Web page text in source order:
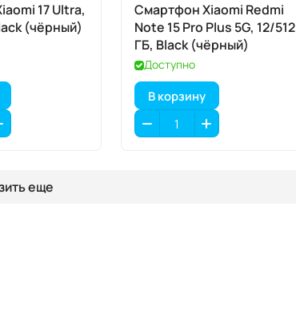
17 Ultra,
(чёрный)
Смартфон Xiaomi Redmi
Note 15 Pro Plus 5G, 12/512
ГБ, Black (чёрный)
Доступно
В корзину
еще